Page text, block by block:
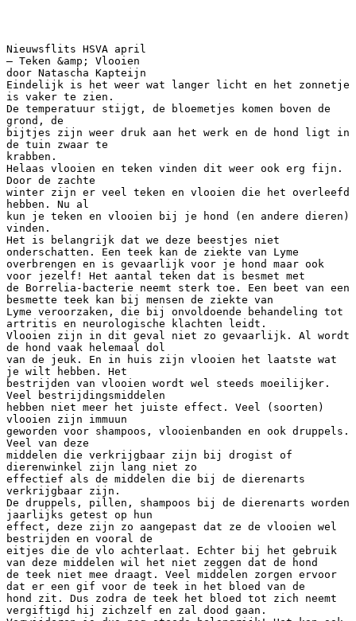
Nieuwsflits HSVA april
– Teken &amp; Vlooien
door Natascha Kapteijn
Eindelijk is het weer wat langer licht en het zonnetje
is vaker te zien.
De temperatuur stijgt, de bloemetjes komen boven de
grond, de
bijtjes zijn weer druk aan het werk en de hond ligt in
de tuin zwaar te
krabben.
Helaas vlooien en teken vinden dit weer ook erg fijn.
Door de zachte
winter zijn er veel teken en vlooien die het overleefd
hebben. Nu al
kun je teken en vlooien bij je hond (en andere dieren)
vinden.
Het is belangrijk dat we deze beestjes niet
onderschatten. Een teek kan de ziekte van Lyme
overbrengen en is gevaarlijk voor je hond maar ook
voor jezelf! Het aantal teken dat is besmet met
de Borrelia-bacterie neemt sterk toe. Een beet van een
besmette teek kan bij mensen de ziekte van
Lyme veroorzaken, die bij onvoldoende behandeling tot
artritis en neurologische klachten leidt.
Vlooien zijn in dit geval niet zo gevaarlijk. Al wordt
de hond vaak helemaal dol
van de jeuk. En in huis zijn vlooien het laatste wat
je wilt hebben. Het
bestrijden van vlooien wordt wel steeds moeilijker.
Veel bestrijdingsmiddelen
hebben niet meer het juiste effect. Veel (soorten)
vlooien zijn immuun
geworden voor shampoos, vlooienbanden en ook druppels.
Veel van deze
middelen die verkrijgbaar zijn bij drogist of
dierenwinkel zijn lang niet zo
effectief als de middelen die bij de dierenarts
verkrijgbaar zijn.
De druppels, pillen, shampoos bij de dierenarts worden
jaarlijks getest op hun
effect, deze zijn zo aangepast dat ze de vlooien wel
bestrijden en vooral de
eitjes die de vlo achterlaat. Echter bij het gebruik
van deze middelen wil het niet zeggen dat de hond
de teek niet mee draagt. Veel middelen zorgen ervoor
dat er een gif voor de teek in het bloed van de
hond zit. Dus zodra de teek het bloed tot zich neemt
vergiftigd hij zichzelf en zal dood gaan.